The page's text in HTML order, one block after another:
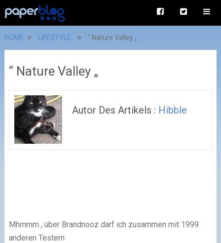
HOME LIFESTYLE “ Nature Valley „
“ Nature Valley „
Autor Des Artikels : Hibble
Mhmmm , über Brandnooz darf ich zusammen mit 1999
anderen Testern